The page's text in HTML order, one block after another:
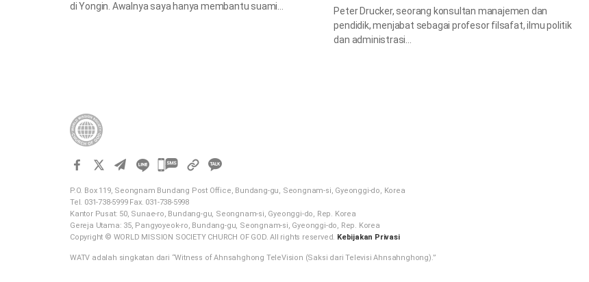
di Yongin. Awalnya saya hanya membantu suami…
Peter Drucker, seorang konsultan manajemen dan
pendidik, menjabat sebagai profesor filsafat, ilmu politik
dan administrasi…
카
톡
공
하
P.O. Box 119, Seongnam Bundang Post Office, Bundang-gu, Seongnam-si, Gyeonggi-do, Korea
Tel. 031-738-5999 Fax. 031-738-5998
Kantor Pusat: 50, Sunae-ro, Bundang-gu, Seongnam-si, Gyeonggi-do, Rep. Korea
Gereja Utama: 35, Pangyoyeok-ro, Bundang-gu, Seongnam-si, Gyeonggi-do, Rep. Korea
Copyright © WORLD MISSION SOCIETY CHURCH OF GOD. All rights reserved. Kebijakan Privasi
WATV adalah singkatan dari “Witness of Ahnsahghong TeleVision (Saksi dari Televisi Ahnsahnghong).”